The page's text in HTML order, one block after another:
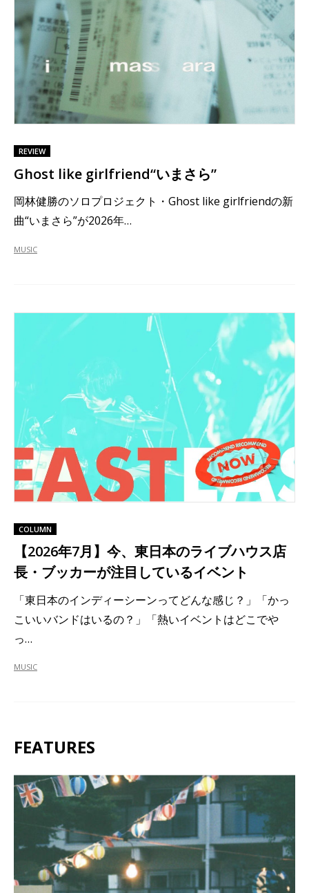
REVIEW
Ghost like girlfriend“いまさら”
岡林健勝のソロプロジェクト・Ghost like girlfriendの新
曲“いまさら”が2026年…
MUSIC
COLUMN
【2026年7月】今、東日本のライブハウス店
長・ブッカーが注目しているイベント
「東日本のインディーシーンってどんな感じ？」「かっ
こいいバンドはいるの？」「熱いイベントはどこでや
っ…
MUSIC
FEATURES